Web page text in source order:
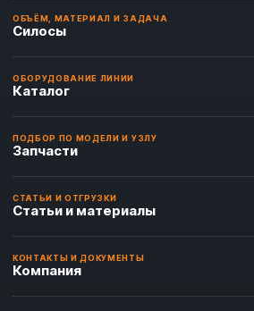
ОБЪЁМ, МАТЕРИАЛ И ЗАДАЧА
Силосы
ОБОРУДОВАНИЕ ЛИНИИ
Каталог
ПОДБОР ПО МОДЕЛИ И УЗЛУ
Запчасти
СТАТЬИ И ОТГРУЗКИ
Статьи и материалы
КОНТАКТЫ И ДОКУМЕНТЫ
Компания